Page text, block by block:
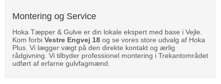
Montering og Service
Hoka Tæpper & Gulve er din lokale ekspert med base i Vejle.
Kom forbi Vestre Engvej 18 og se vores store udvalg af Hoka
Plus. Vi lægger vægt på den direkte kontakt og ærlig
rådgivning. Vi tilbyder professionel montering i Trekantområdet
udført af erfarne gulvfagmænd.